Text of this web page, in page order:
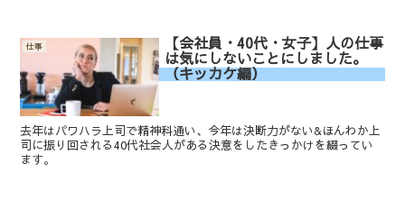
仕事 【会社員・40代・女子】人の仕事
は気にしないことにしました。
（キッカケ編）
去年はパワハラ上司で精神科通い、今年は決断力がない&ほんわか上
司に振り回される40代社会人がある決意をしたきっかけを綴ってい
ます。